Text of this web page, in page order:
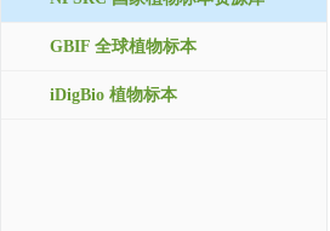
GBIF 全球植物标本
iDigBio 植物标本